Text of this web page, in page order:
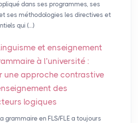
dans ses programmes, ses
ses méthodologies les directives et
qui (…)
et enseignement
à l’université :
une approche contrastive
des
logiques
grammaire en FLS/FLE a toujours